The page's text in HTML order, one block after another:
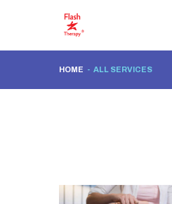
HOME ALL SERVICES
PAGE D’ACCUEIL
RÉSOLUTION